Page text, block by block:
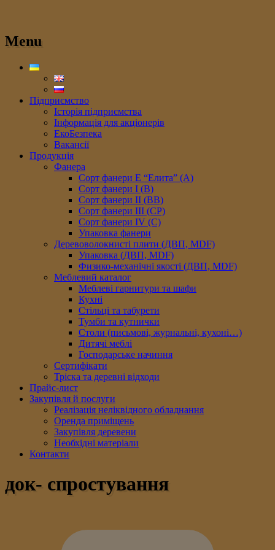
Menu
Підприємство
Історія підприємства
Інформація для акціонерів
ЕкоБезпека
Вакансії
Продукція
Фанера
Сорт фанери E “Елита” (A)
Сорт фанери I (В)
Сорт фанери II (ВB)
Сорт фанери III (CP)
Сорт фанери IV (C)
Упаковка фанери
Деревоволокнисті плити (ДВП, MDF)
Упаковка (ДВП, MDF)
Физико-механічні якості (ДВП, MDF)
Меблевий каталог
Меблеві гарнитури та шафи
Кухні
Стільці та табурети
Тумби та кутнички
Столи (письмові, журнальні, кухоні…)
Дитячі меблі
Господарське начиння
Сертифікати
Тріска та деревні відходи
Прайс-лист
Закупівля й послуги
Реалізація неліквідного обладнання
Оренда приміщень
Закупівля деревени
Необхідні матеріали
Контакти
док- спростування